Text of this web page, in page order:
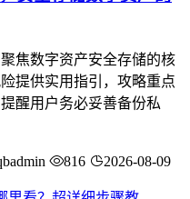
焦数字资产安全存储的核
提供实用指引，攻略重点
醒用户务必妥善备份私
816 2026-08-09